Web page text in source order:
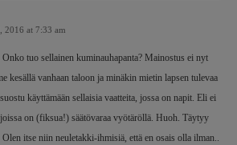
2016 at 7:33 am
tuo sellainen kuminauhapanta? Mainostus ei nyt
kesällä vanhaan taloon ja minäkin mietin lapsen tulevaa
käyttämään sellaisia vaatteita, jossa on napit. Eli ei
on (fiksua!) säätövaraa vyötäröllä. Huoh. Täytyy
itse niin neuletakki-ihmisiä, että en osais olla ilman..